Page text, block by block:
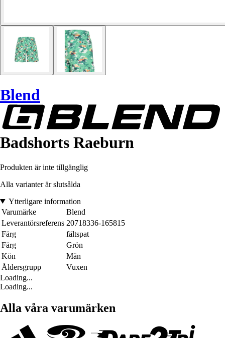
Blend
Badshorts Raeburn
Produkten är inte tillgänglig
Alla varianter är slutsålda
Ytterligare information
Varumärke
Blend
Leverantörsreferens 20718336-165815
Färg
fältspat
Färg
Grön
Kön
Män
Åldersgrupp
Vuxen
Loading...
Loading...
Alla våra varumärken